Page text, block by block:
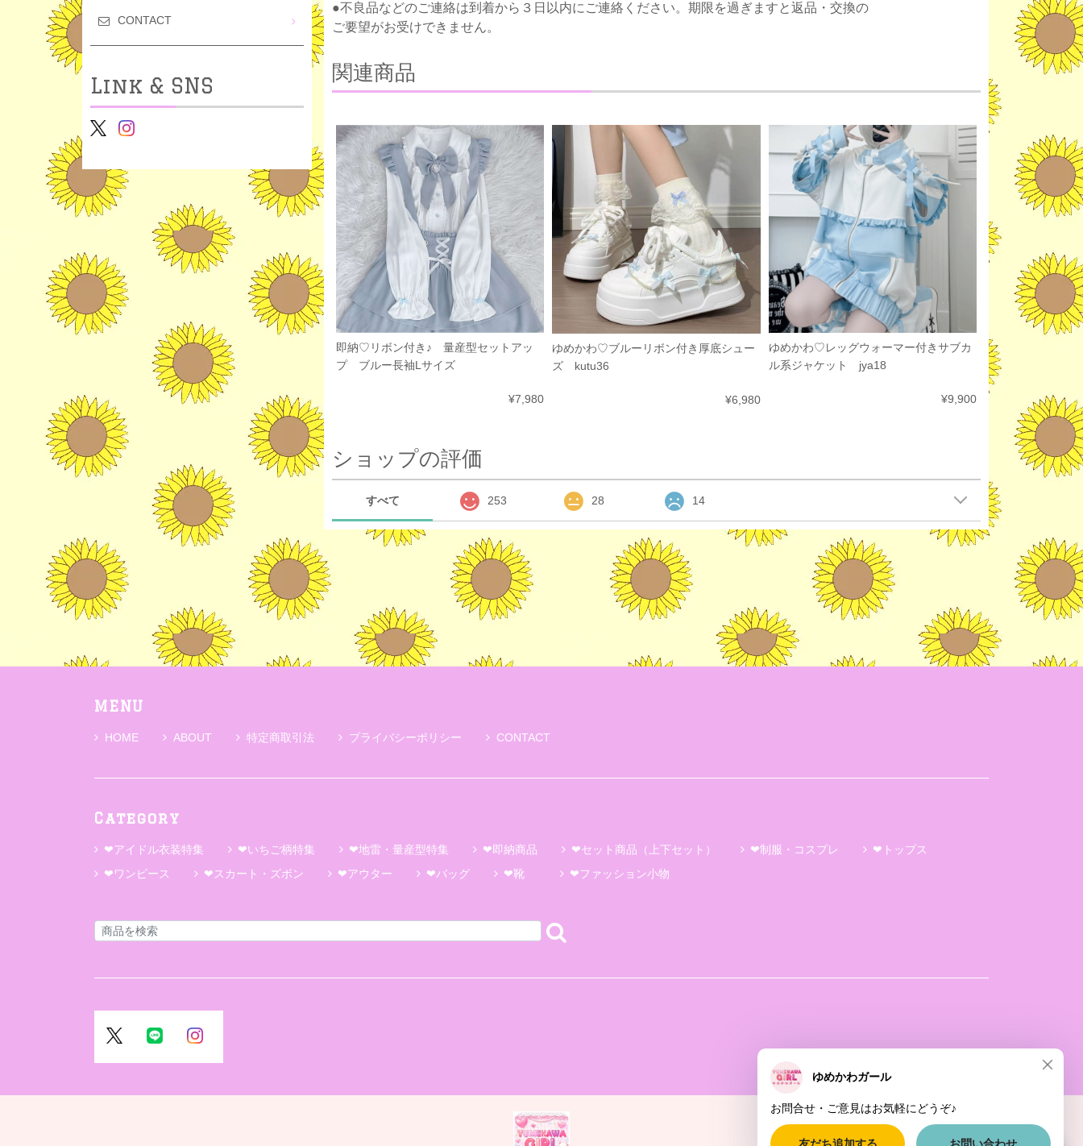
●不良品などのご連絡は到着から３日以内にご連絡ください。期限を過ぎますと返品・交換の
ご要望がお受けできません。
関連商品
即納♡リボン付き♪ 量産型セットアッ
プ ブルー長袖Lサイズ
¥7,980
ゆめかわ♡ブルーリボン付き厚底シュー
ズ kutu36
¥6,980
ゆめかわ♡レッグウォーマー付きサブカ
ル系ジャケット jya18
¥9,900
ショップの評価
すべて 253 28 14
CONTACT
Link & SNS
MENU
HOME ABOUT 特定商取引法 プライバシーポリシー CONTACT
Category
❤アイドル衣装特集 ❤いちご柄特集 ❤地雷・量産型特集 ❤即納商品 ❤セット商品（上下セット） ❤制服・コスプレ
❤トップス
❤ワンピース
❤スカート・ズボン ❤アウター ❤バッグ ❤靴 ❤ファッション小物